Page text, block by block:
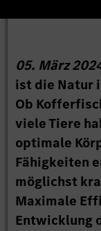
05. März
ist die Natur
Ob
viele Tiere
optimale
Fähigkeiten
möglichst
Maximale
Entwicklung